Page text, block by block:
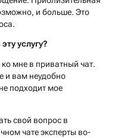
и больше. Это
услугу?
мне в приватный чат.
и вам неудобно
подходит мое
свой вопрос в
чате эксперты во-